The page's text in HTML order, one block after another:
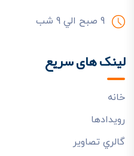
9 صبح الي 9 شب
لینک های سریع
خانه
رويدادها
گالري تصاوير